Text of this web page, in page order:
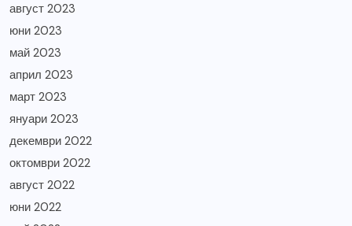
август 2023
юни 2023
май 2023
април 2023
март 2023
януари 2023
декември 2022
октомври 2022
август 2022
юни 2022